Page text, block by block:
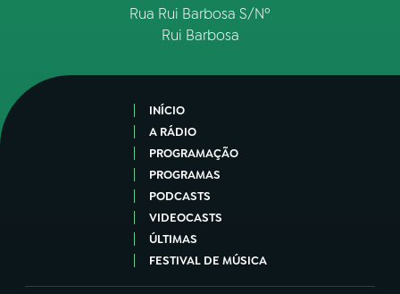
Rua Rui Barbosa S/Nº
Rui Barbosa
INÍCIO
A RÁDIO
PROGRAMAÇÃO
PROGRAMAS
PODCASTS
VIDEOCASTS
ÚLTIMAS
FESTIVAL DE MÚSICA